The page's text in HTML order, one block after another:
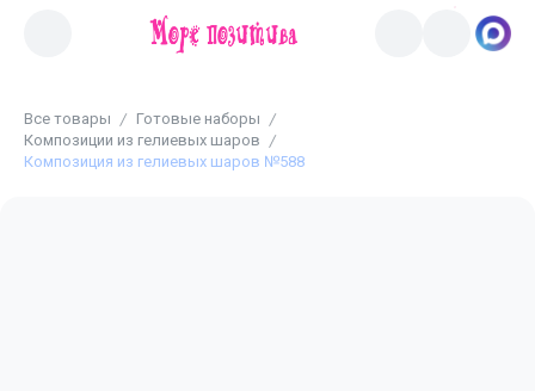
Все товары
Готовые наборы
Композиции из гелиевых шаров
Композиция из гелиевых шаров №588